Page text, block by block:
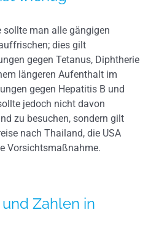
sollte man alle gängigen
dies gilt
gegen Tetanus, Diphtherie
längeren Aufenthalt im
gegen Hepatitis B und
jedoch nicht davon
zu besuchen, sondern gilt
nach Thailand, die USA
Vorsichtsmaßnahme.
und Zahlen in